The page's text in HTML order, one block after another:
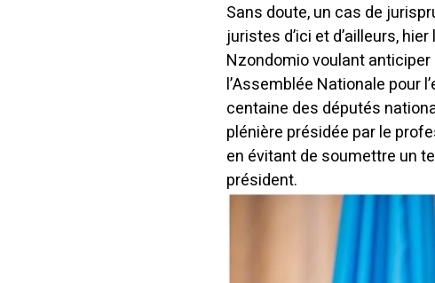
Sans doute, un cas de
juristes d’ici et d’ailleurs,
Nzondomio voulant
l’Assemblée Nationale pour
centaine des députés
plénière présidée par le
en évitant de soumettre un
président.